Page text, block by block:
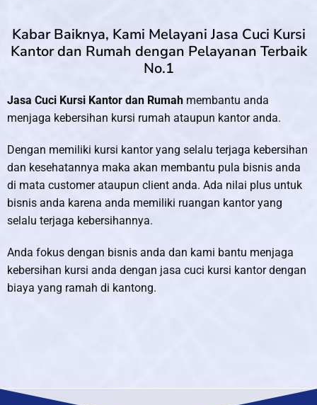
Kabar Baiknya, Kami Melayani Jasa Cuci Kursi
Kantor dan Rumah dengan Pelayanan Terbaik
No.1
Jasa Cuci Kursi Kantor dan Rumah membantu anda
menjaga kebersihan kursi rumah ataupun kantor anda.
Dengan memiliki kursi kantor yang selalu terjaga kebersihan
dan kesehatannya maka akan membantu pula bisnis anda
di mata customer ataupun client anda. Ada nilai plus untuk
bisnis anda karena anda memiliki ruangan kantor yang
selalu terjaga kebersihannya.
Anda fokus dengan bisnis anda dan kami bantu menjaga
kebersihan kursi anda dengan jasa cuci kursi kantor dengan
biaya yang ramah di kantong.